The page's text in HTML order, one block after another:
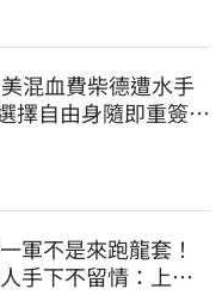
混血費柴德遭水手
擇自由身隨即重簽加
軍不是來跑龍套！
手下不留情：上來